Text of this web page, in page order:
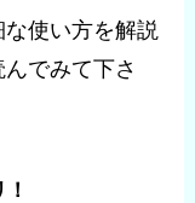
使い方を解説
でみて下さ